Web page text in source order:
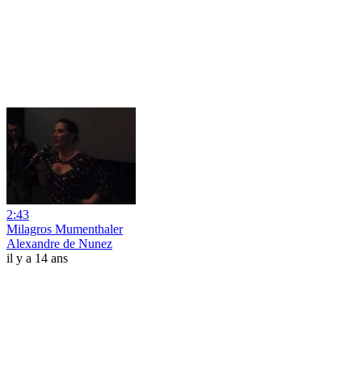
2:43
Milagros Mumenthaler
Alexandre de Nunez
il y a 14 ans